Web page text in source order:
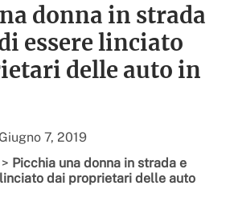
donna in strada
essere linciato
delle auto in
Giugno 7, 2019
> Picchia una donna in strada e
dai proprietari delle auto